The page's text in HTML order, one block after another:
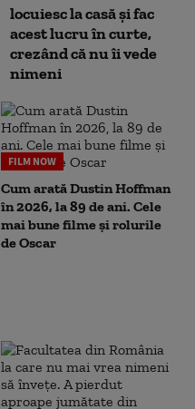
locuiesc la casă și fac
acest lucru în curte,
crezând că nu îi vede
nimeni
FILM NOW
Cum arată Dustin Hoffman
în 2026, la 89 de ani. Cele
mai bune filme și rolurile
de Oscar